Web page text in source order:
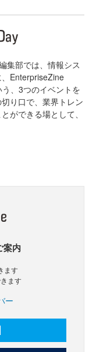
集部では、情報シス
EnterpriseZine
、3つのイベントを
り口で、業界トレン
ができる場として、
案内
ます
ます
ー